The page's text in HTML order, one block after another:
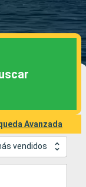
Avanzada
vendidos